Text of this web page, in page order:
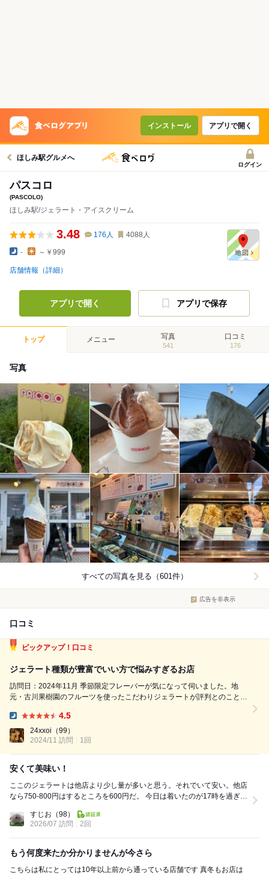
インストール アプリで開く
ほしみ駅グルメへ
ログイン
パスコロ
(PASCOLO)
ほしみ駅/ジェラート・アイスクリーム
3.48 176 人 4088 人
- ～￥999
店舗情報（詳細）
アプリで開く アプリで保存
トップ メニュー 写真
541
口コミ
176
写真
すべての写真を見る（601件）
広告を非表示
口コミ
ピックアップ！口コミ
ジェラート種類が豊富でいい方で悩みすぎるお店
訪問日：2024年11月 季節限定フレーバーが気になって伺いました。地
元・古川果樹園のフルーツを使ったこだわりジェラートが評判とのこと
イ生地が絶妙。まるで本物のアップルパイをそのままジェラートにしたよ
うな完成度で、何度...
4.5
24xxoi （99）
2024/11 訪問
1回
安くて美味い！
ここのジェラートは他店より少し量が多いと思う。それでいて安い。他店
なら750-800円はするところを600円だ。 今日は着いたのが17時を過ぎて
すじお （98）
2026/07 訪問
2回
もう何度来たか分かりませんが今さら
こちらは私にとっては10年以上前から通っている店舗です 真冬もお店は